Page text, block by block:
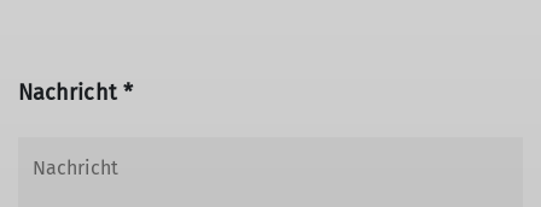
Nachricht *